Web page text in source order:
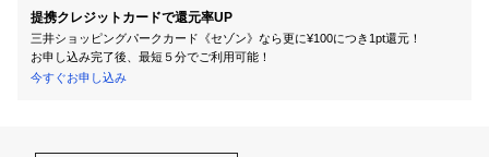
提携クレジットカードで還元率UP
三井ショッピングパークカード《セゾン》なら更に¥100につき1pt還元！
お申し込み完了後、最短５分でご利用可能！
今すぐお申し込み